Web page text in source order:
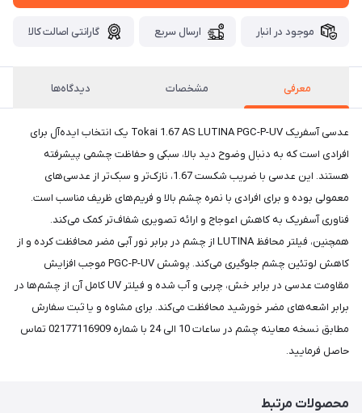
موجود در انبار ارسال سریع گارانتی اصالت کالا
معرفی مشخصات دیدگاه‌ها
عدسی آسفریک Tokai 1.67 AS LUTINA PGC-P-UV یک انتخاب ایده‌آل برای
افرادی است که به دنبال وضوح دید بالا، سبکی و حفاظت چشمی پیشرفته
هستند. این عدسی با ضریب شکست 1.67، نازک‌تر و سبک‌تر از عدسی‌های
معمولی بوده و برای افرادی با نمره چشم بالا و فریم‌های ظریف مناسب است.
فناوری آسفریک به کاهش اعوجاج و ارائه تصویری شفاف‌تر کمک می‌کند.
همچنین، فیلتر محافظ LUTINA از چشم در برابر نور آبی مضر محافظت کرده و از
کاهش لوتئین چشم جلوگیری می‌کند. پوشش PGC-P-UV موجب افزایش
مقاومت عدسی در برابر خش، چربی و آب شده و فیلتر UV کامل آن از چشم‌ها در
برابر اشعه‌های مضر خورشید محافظت می‌کند. برای مشاوه و یا ثبت سفارش
مطابق نسخه معاینه چشم در ساعات 10 الی 24 با شماره 02177116909 تماس
حاصل فرمایید.
محصولات مرتبط